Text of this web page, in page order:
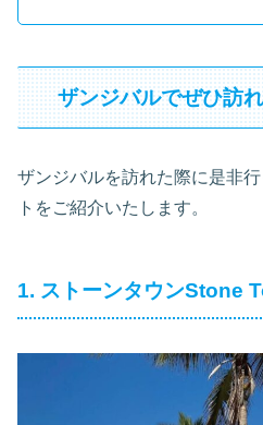
ザンジバルでぜひ訪
ザンジバルを訪れた際に是非
トをご紹介いたします。
1. ストーンタウンStone